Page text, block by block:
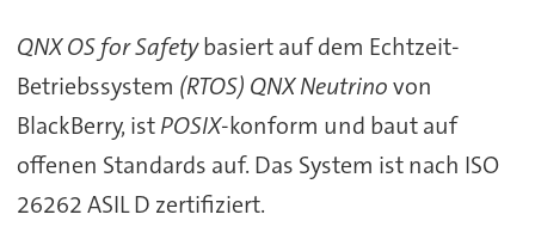
QNX OS for Safetybasiert auf dem Echtzeit-
Betriebssystem (RTOS) QNX Neutrinovon
BlackBerry, istPOSIX-konform und baut auf
offenen Standards auf. Das System ist nach ISO
26262 ASIL D zertifiziert.